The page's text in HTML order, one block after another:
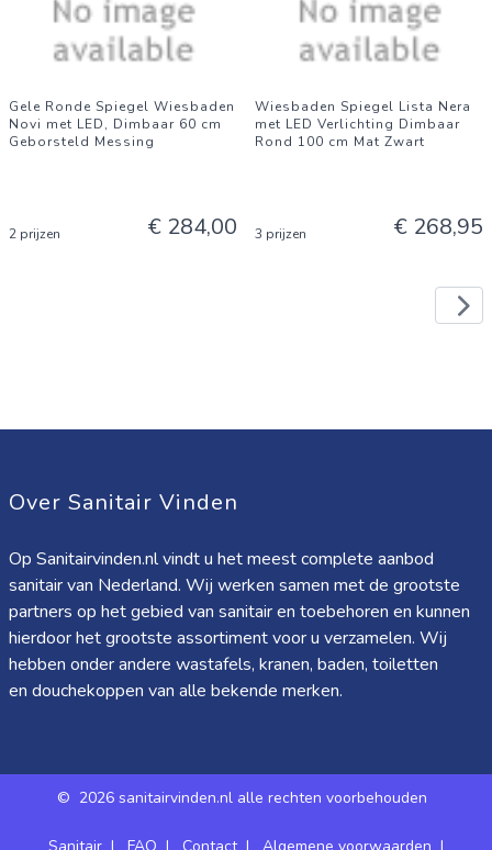
Gele Ronde Spiegel Wiesbaden
Novi met LED, Dimbaar 60 cm
Geborsteld Messing
2 prijzen € 284,00
Wiesbaden Spiegel Lista Nera
met LED Verlichting Dimbaar
Rond 100 cm Mat Zwart
3 prijzen € 268,95
Over Sanitair Vinden
Op Sanitairvinden.nl vindt u het meest complete aanbod
sanitair van Nederland. Wij werken samen met de grootste
partners op het gebied van sanitair en toebehoren en kunnen
hierdoor het grootste assortiment voor u verzamelen. Wij
hebben onder andere wastafels, kranen, baden, toiletten
en douchekoppen van alle bekende merken.
© 2026 sanitairvinden.nl alle rechten voorbehouden